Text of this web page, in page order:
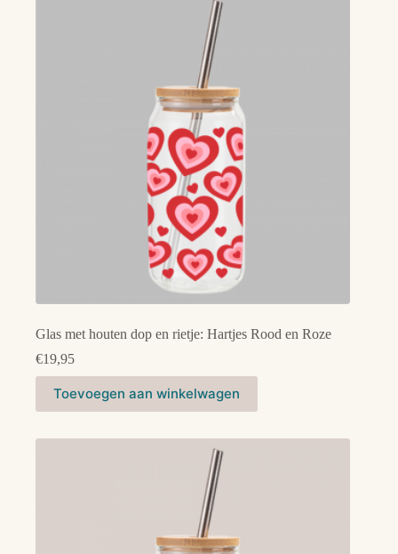
Glas met houten dop en rietje: Hartjes Rood en Roze
€19,95
Toevoegen aan winkelwagen